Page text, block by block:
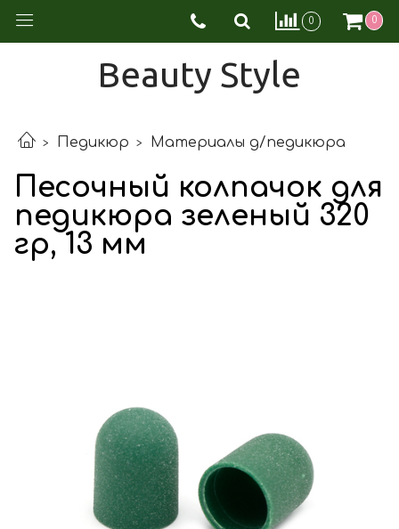
0 0
Beauty Style
Педикюр Материалы д/педикюра
Песочный колпачок для
педикюра зеленый 320
гр, 13 мм